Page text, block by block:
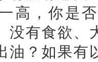
高，你是
没有食欲、
油？如果有